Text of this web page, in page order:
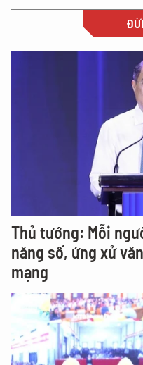
Thủ tướng: Mỗi
năng số, ứng xử
mạng